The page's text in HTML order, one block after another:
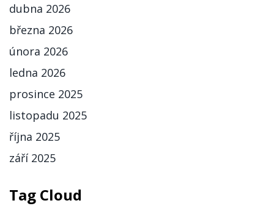
dubna 2026
března 2026
února 2026
ledna 2026
prosince 2025
listopadu 2025
října 2025
září 2025
Tag Cloud